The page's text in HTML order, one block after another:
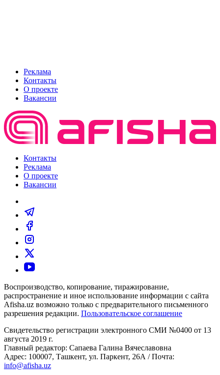
Реклама
Контакты
О проекте
Вакансии
Контакты
Реклама
О проекте
Вакансии
Воспроизводство, копирование, тиражирование,
распространение и иное использование информации с сайта
Afisha.uz возможно только с предварительного письменного
разрешения редакции. Пользовательское соглашение
Свидетельство регистрации электронного СМИ №0400 от 13
августа 2019 г.
Главный редактор: Сапаева Галина Вячеславовна
Адрес: 100007, Ташкент, ул. Паркент, 26А / Почта:
info@afisha.uz